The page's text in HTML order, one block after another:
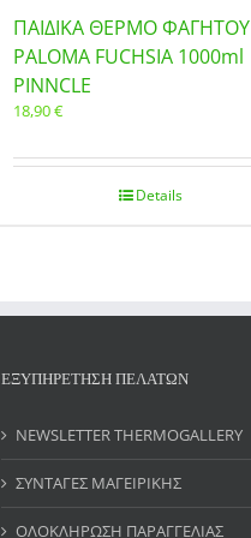
ΠΑΙΔΙΚΑ ΘΕΡΜΟ ΦΑΓΗΤΟΥ
PALOMA FUCHSIA 1000ml
PINNCLE
18,90€
Details
ΕΞΥΠΗΡΕΤΗΣΗ ΠΕΛΑΤΩΝ
NEWSLETTER THERMOGALLERY
ΣΥΝΤΑΓΕΣ ΜΑΓΕΙΡΙΚΗΣ
ΟΛΟΚΛΗΡΩΣΗ ΠΑΡΑΓΓΕΛΙΑΣ